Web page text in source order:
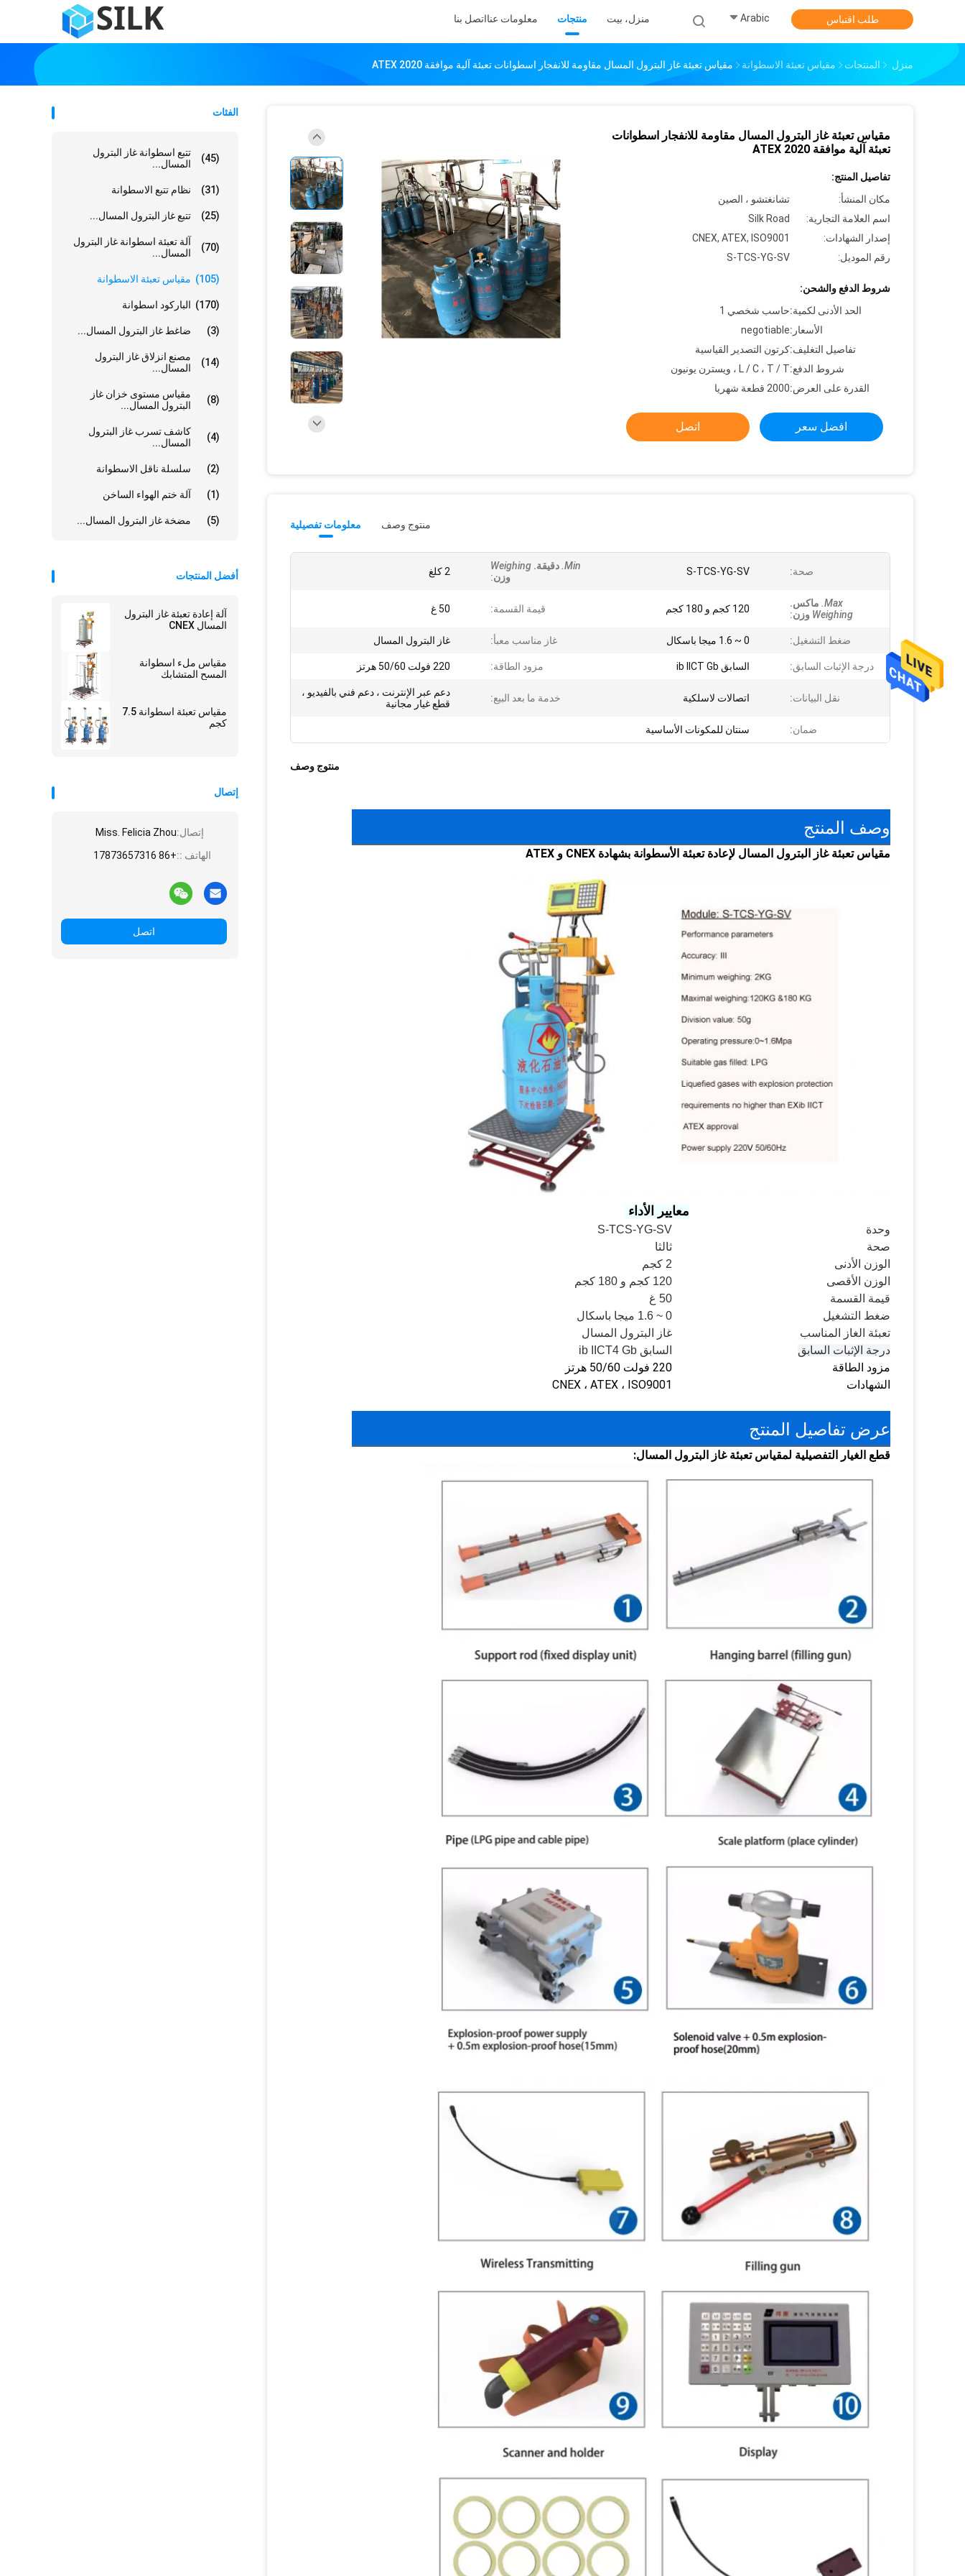
منزل، بيت منتجات معلومات عنااتصل بنا Arabic طلب اقتباس
منزل المنتجات مقياس تعبئة الاسطوانة مقياس تعبئة غاز البترول المسال مقاومة للانفجار اسطوانات تعبئة آلية موافقة ATEX 2020
الفئات
تتبع اسطوانة غاز البترول
المسال...
(45)
نظام تتبع الاسطوانة (31)
تتبع غاز البترول المسال... (25)
آلة تعبئة اسطوانة غاز البترول
المسال...
(70)
مقياس تعبئة الاسطوانة (105)
الباركود اسطوانة (170)
ضاغط غاز البترول المسال... (3)
مصنع انزلاق غاز البترول
المسال...
(14)
مقياس مستوى خزان غاز
البترول المسال...
(8)
كاشف تسرب غاز البترول
المسال...
(4)
سلسلة ناقل الاسطوانة (2)
آلة ختم الهواء الساخن (1)
مضخة غاز البترول المسال... (5)
أفضل المنتجات
آلة إعادة تعبئة غاز البترول
المسال CNEX
مقياس ملء اسطوانة
المسح المتشابك
مقياس تعبئة اسطوانة 7.5
كجم
إتصال
إتصال:Miss. Felicia Zhou
الهاتف ::+86 17873657316
اتصل
مقياس تعبئة غاز البترول المسال مقاومة للانفجار اسطوانات
تعبئة آلية موافقة ATEX 2020
تفاصيل المنتج:
مكان المنشأ:
تشانغتشو ، الصين
اسم العلامة التجارية:
Silk Road
إصدار الشهادات:
CNEX, ATEX, ISO9001
رقم الموديل:
S-TCS-YG-SV
شروط الدفع والشحن:
الحد الأدنى لكمية:حاسب شخصي 1
الأسعار:negotiable
تفاصيل التغليف:كرتون التصدير القياسية
شروط الدفع:L / C ، T / T ، ويسترن يونيون
القدرة على العرض:2000 قطعة شهريا
افضل سعر اتصل
معلومات تفصيلية منتوج وصف
صحة: S-TCS-YG-SV
Min. دقيقة. Weighing
وزن: 2 كلغ
Max. ماكس.
Weighing وزن: 120 كجم و 180 كجم قيمة القسمة: 50 غ
ضغط التشغيل: 0 ~ 1.6 ميجا باسكال غاز مناسب معبأ: غاز البترول المسال
درجة الإثبات السابق: السابق ib IICT Gb مزود الطاقة: 220 فولت 50/60 هرتز
نقل البيانات: اتصالات لاسلكية خدمة ما بعد البيع:
دعم عبر الإنترنت ، دعم فني بالفيديو ،
قطع غيار مجانية
ضمان: سنتان للمكونات الأساسية
منتوج وصف
وصف المنتج
مقياس تعبئة غاز البترول المسال لإعادة تعبئة الأسطوانة بشهادة CNEX و ATEX
معايير الأداء
وحدة
S-TCS-YG-SV
صحة
ثالثا
الوزن الأدنى
2 كجم
الوزن الأقصى
120 كجم و 180 كجم
قيمة القسمة
50 غ
ضغط التشغيل
0 ~ 1.6 ميجا باسكال
تعبئة الغاز المناسب
غاز البترول المسال
درجة الإثبات السابق
السابق ib IICT4 Gb
مزود الطاقة
220 فولت 50/60 هرتز
الشهادات
CNEX ، ATEX ، ISO9001
عرض تفاصيل المنتج
قطع الغيار التفصيلية لمقياس تعبئة غاز البترول المسال: